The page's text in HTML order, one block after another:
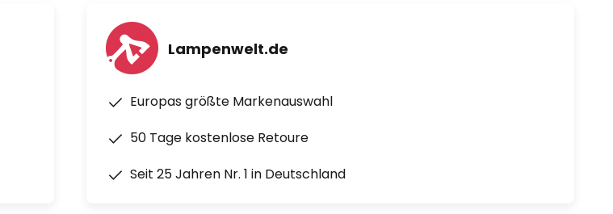
Lampenwelt.de
Europas größte Markenauswahl
50 Tage kostenlose Retoure
Seit 25 Jahren Nr. 1 in Deutschland